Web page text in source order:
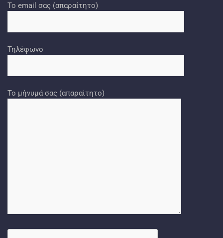
Το email σας (απαραίτητο)
Τηλέφωνο
Το μήνυμά σας (απαραίτητο)